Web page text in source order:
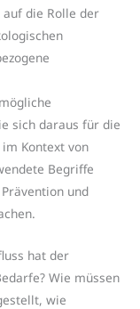
die Rolle der
sich daraus für die
Kontext von
Begriffe
und
hat der
Wie müssen
wie